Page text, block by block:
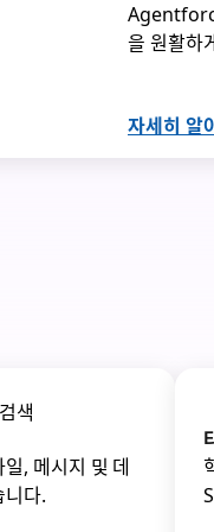
을 원활하
자세히 알
, 메시지 및 데
다.